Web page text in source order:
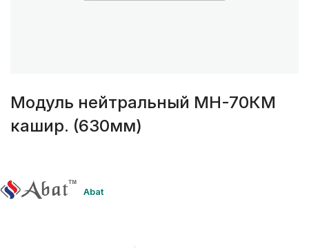
Модуль нейтральный МН-70КМ
кашир. (630мм)
Abat